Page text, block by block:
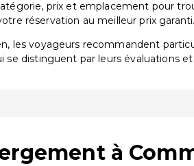
prix et emplacement pour
réservation au meilleur prix garanti.
les voyageurs recommandent
se distinguent par leurs évaluations
à